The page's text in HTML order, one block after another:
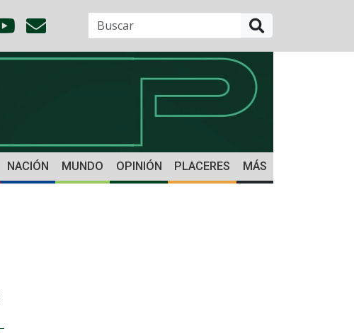
NACIÓN MUNDO OPINIÓN PLACERES MÁS